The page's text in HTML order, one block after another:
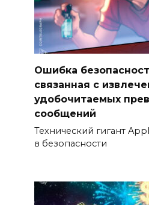
Ошибка
связанная с
удобочитаемых
сообщений
Технический гигант
в безопасности